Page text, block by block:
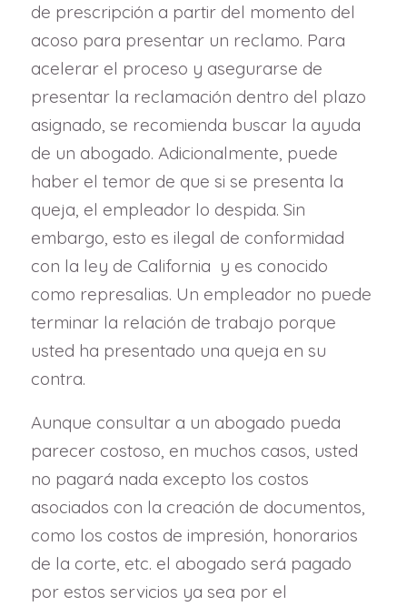
de prescripción a partir del momento del
acoso para presentar un reclamo. Para
acelerar el proceso y asegurarse de
presentar la reclamación dentro del plazo
asignado, se recomienda buscar la ayuda
de un abogado. Adicionalmente, puede
haber el temor de que si se presenta la
queja, el empleador lo despida. Sin
embargo, esto es ilegal de conformidad
con la ley de California y es conocido
como represalias. Un empleador no puede
terminar la relación de trabajo porque
usted ha presentado una queja en su
contra.
Aunque consultar a un abogado pueda
parecer costoso, en muchos casos, usted
no pagará nada excepto los costos
asociados con la creación de documentos,
como los costos de impresión, honorarios
de la corte, etc. el abogado será pagado
por estos servicios ya sea por el